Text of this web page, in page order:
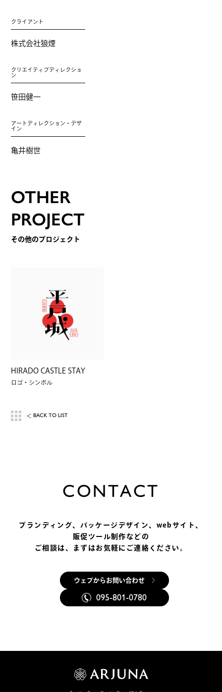
クライアント
株式会社狼煙
クリエイティブディレクショ
ン
笹田健一
アートディレクション・デザ
イン
亀井樹世
OTHER
PROJECT
その他のプロジェクト
HIRADO CASTLE STAY
ロゴ・シンボル
＜ BACK TO LIST
CONTACT
ブランディング、パッケージデザイン、 webサイト、
販促ツール制作などの
ご相談は、まずはお気軽にご連絡ください。
ウェブからお問い合わせ
095-801-0780